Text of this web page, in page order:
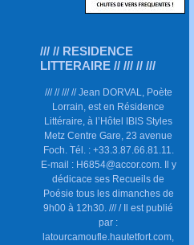
/// // RESIDENCE
LITTERAIRE // /// // ///
/// // /// // Jean DORVAL, Poète
Lorrain, est en Résidence
Littéraire, à l’Hôtel IBIS Styles
Metz Centre Gare, 23 avenue
Foch. Tél. : +33.3.87.66.81.11.
E-mail : H6854@accor.com. Il y
dédicace ses Recueils de
Poésie tous les dimanches de
9h00 à 12h30. /// / Il est publié
par :
latourcamoufle.hautetfort.com,